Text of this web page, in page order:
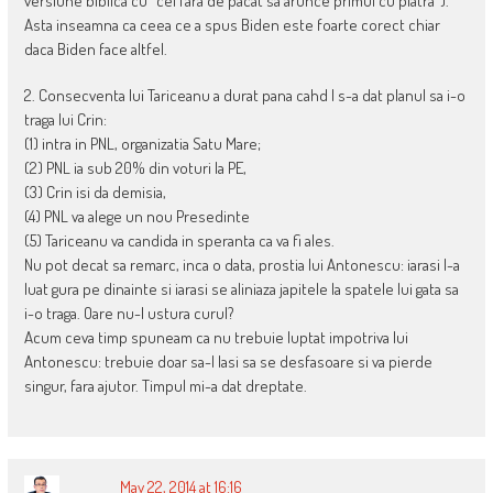
Asta inseamna ca ceea ce a spus Biden este foarte corect chiar
daca Biden face altfel.
2. Consecventa lui Tariceanu a durat pana cahd I s-a dat planul sa i-o
traga lui Crin:
(1) intra in PNL, organizatia Satu Mare;
(2) PNL ia sub 20% din voturi la PE,
(3) Crin isi da demisia,
(4) PNL va alege un nou Presedinte
(5) Tariceanu va candida in speranta ca va fi ales.
Nu pot decat sa remarc, inca o data, prostia lui Antonescu: iarasi l-a
luat gura pe dinainte si iarasi se aliniaza japitele la spatele lui gata sa
i-o traga. Oare nu-l ustura curul?
Acum ceva timp spuneam ca nu trebuie luptat impotriva lui
Antonescu: trebuie doar sa-l lasi sa se desfasoare si va pierde
singur, fara ajutor. Timpul mi-a dat dreptate.
May 22, 2014 at 16:16